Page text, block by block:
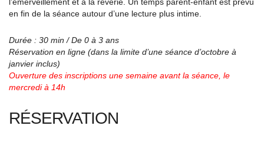
en fin de la séance autour d’une lecture plus intime.
Durée : 30 min / De 0 à 3 ans
Réservation en ligne (dans la limite d’une séance d’octobre à
janvier inclus)
Ouverture des inscriptions une semaine avant la séance, le
mercredi à 14h
RÉSERVATION